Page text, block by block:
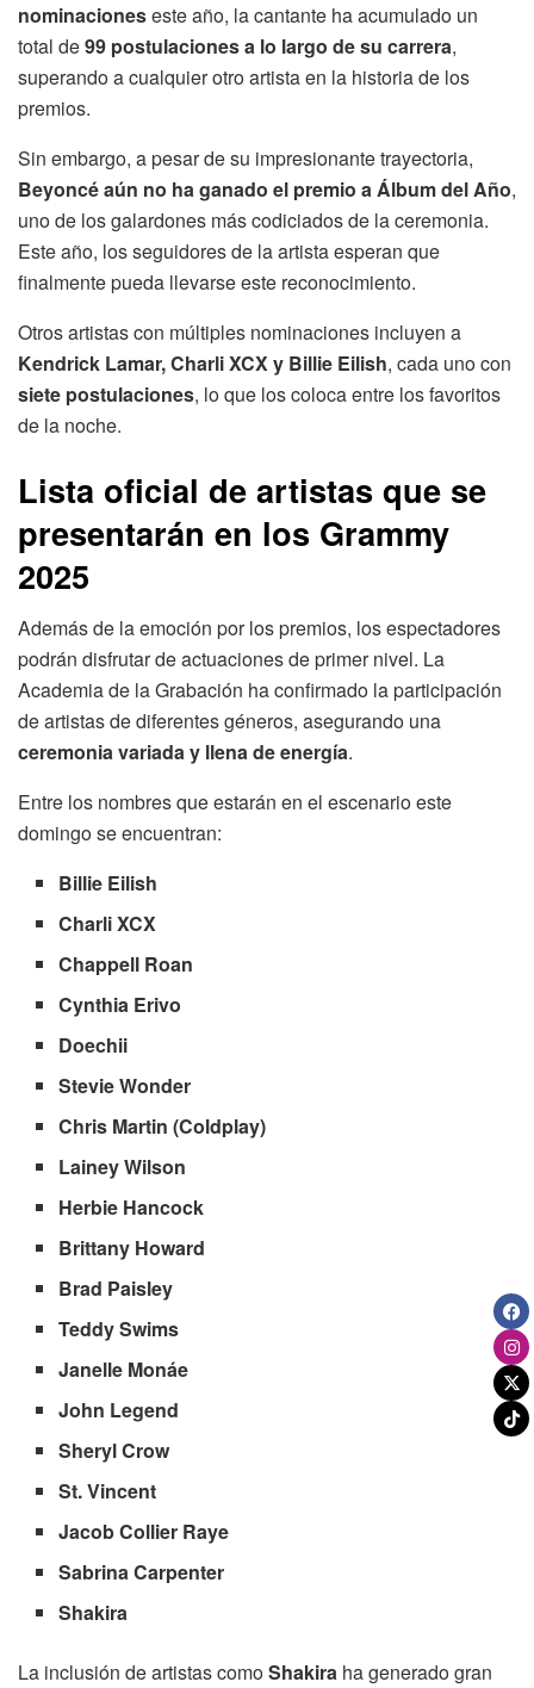
nominacioneseste año, la cantante ha acumulado un
total de99 postulaciones a lo largo de su carrera,
superando a cualquier otro artista en la historia de los
premios.
Sin embargo, a pesar de su impresionante trayectoria,
Beyoncé aún no ha ganado el premio a Álbum del Año,
uno de los galardones más codiciados de la ceremonia.
Este año, los seguidores de la artista esperan que
finalmente pueda llevarse este reconocimiento.
Otros artistas con múltiples nominaciones incluyen a
Kendrick Lamar, Charli XCX y Billie Eilish, cada uno con
siete postulaciones, lo que los coloca entre los favoritos
de la noche.
Lista oficial de artistas que se
presentarán en los Grammy
2025
Además de la emoción por los premios, los espectadores
podrán disfrutar de actuaciones de primer nivel. La
Academia de la Grabación ha confirmado la participación
de artistas de diferentes géneros, asegurando una
ceremonia variada y llena de energía.
Entre los nombres que estarán en el escenario este
domingo se encuentran:
Billie Eilish
Charli XCX
Chappell Roan
Cynthia Erivo
Doechii
Stevie Wonder
Chris Martin (Coldplay)
Lainey Wilson
Herbie Hancock
Brittany Howard
Brad Paisley
Teddy Swims
Janelle Monáe
John Legend
Sheryl Crow
St. Vincent
Jacob Collier Raye
Sabrina Carpenter
Shakira
La inclusión de artistas comoShakira ha generado gran